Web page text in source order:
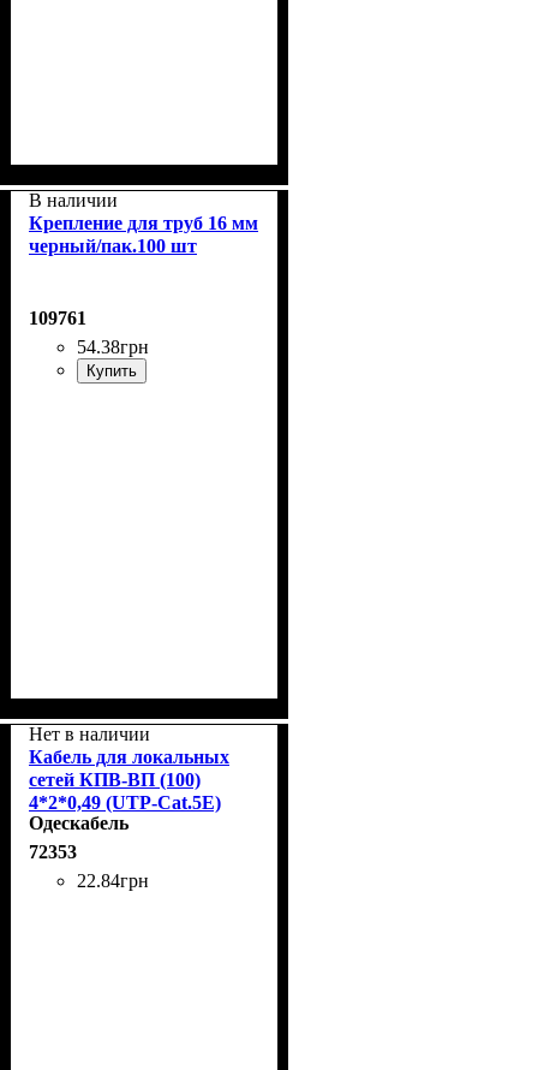
В наличии
Крепление для труб 16 мм
черный/пак.100 шт
109761
54.38грн
Купить
Нет в наличии
Кабель для локальных
сетей КПВ-ВП (100)
4*2*0,49 (UTP-Cat.5E)
Одескабель
72353
22.84грн